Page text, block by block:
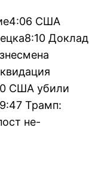
США
Доклад
США убили
Трамп:
не-